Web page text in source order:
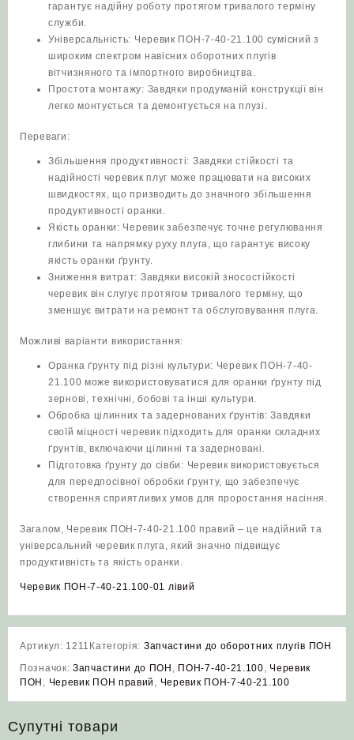
гарантує надійну роботу протягом тривалого терміну
служби.
Універсальність: Черевик ПОН-7-40-21.100 сумісний з
широким спектром навісних оборотних плугів
вітчизняного та імпортного виробництва.
Простота монтажу: Завдяки продуманій конструкції він
легко монтується та демонтується на плузі.
Переваги:
Збільшення продуктивності: Завдяки стійкості та
надійності черевик плуг може працювати на високих
швидкостях, що призводить до значного збільшення
продуктивності оранки.
Якість оранки: Черевик забезпечує точне регулювання
глибини та напрямку руху плуга, що гарантує високу
якість оранки ґрунту.
Зниження витрат: Завдяки високій зносостійкості
черевик він слугує протягом тривалого терміну, що
зменшує витрати на ремонт та обслуговування плуга.
Можливі варіанти використання:
Оранка ґрунту під різні культури: Черевик ПОН-7-40-
21.100 може використовуватися для оранки ґрунту під
зернові, технічні, бобові та інші культури.
Обробка цілинних та задернованих ґрунтів: Завдяки
своїй міцності черевик підходить для оранки складних
ґрунтів, включаючи цілинні та задерновані.
Підготовка ґрунту до сівби: Черевик використовується
для передпосівної обробки ґрунту, що забезпечує
створення сприятливих умов для проростання насіння.
Загалом, Черевик ПОН-7-40-21.100 правий – це надійний та
універсальний черевик плуга, який значно підвищує
продуктивність та якість оранки.
Черевик ПОН-7-40-21.100-01 лівий
Артикул: 1211 Категорія: Запчастини до оборотних плугів ПОН
Позначок: Запчастини до ПОН , ПОН-7-40-21.100, Черевик
ПОН , Черевик ПОН правий , Черевик ПОН-7-40-21.100
Супутні товари